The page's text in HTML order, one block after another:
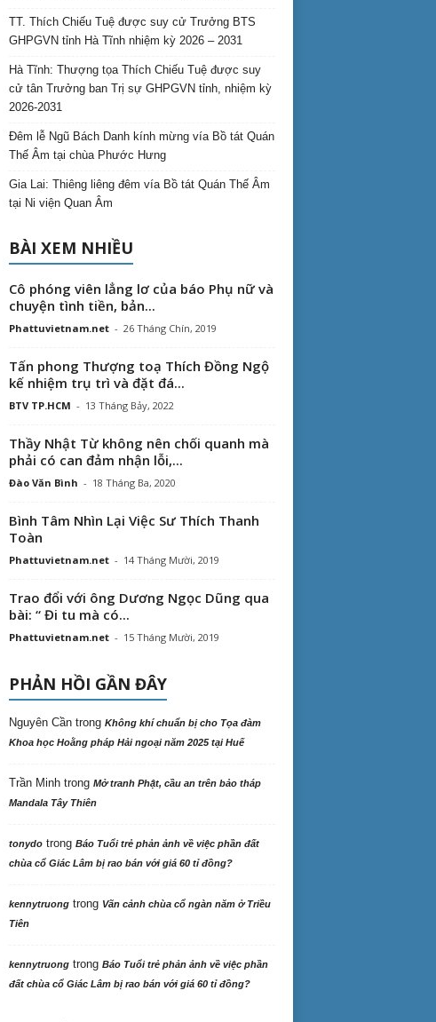
TT. Thích Chiếu Tuệ được suy cử Trưởng BTS
GHPGVN tỉnh Hà Tĩnh nhiệm kỳ 2026 – 2031
Hà Tĩnh: Thượng tọa Thích Chiếu Tuệ được suy
cử tân Trưởng ban Trị sự GHPGVN tỉnh, nhiệm kỳ
2026-2031
Đêm lễ Ngũ Bách Danh kính mừng vía Bồ tát Quán
Thế Âm tại chùa Phước Hưng
Gia Lai: Thiêng liêng đêm vía Bồ tát Quán Thế Âm
tại Ni viện Quan Âm
BÀI XEM NHIỀU
Cô phóng viên lẳng lơ của báo Phụ nữ và
chuyện tình tiền, bản...
Phattuvietnam.net - 26 Tháng Chín, 2019
Tấn phong Thượng toạ Thích Đồng Ngộ
kế nhiệm trụ trì và đặt đá...
BTV TP.HCM - 13 Tháng Bảy, 2022
Thầy Nhật Từ không nên chối quanh mà
phải có can đảm nhận lỗi,...
Đào Văn Bình - 18 Tháng Ba, 2020
Bình Tâm Nhìn Lại Việc Sư Thích Thanh
Toàn
Phattuvietnam.net - 14 Tháng Mười, 2019
Trao đổi với ông Dương Ngọc Dũng qua
bài: “ Đi tu mà có...
Phattuvietnam.net - 15 Tháng Mười, 2019
PHẢN HỒI GẦN ĐÂY
Nguyên Cầntrong Không khí chuẩn bị cho Tọa đàm
Khoa học Hoằng pháp Hải ngoại năm 2025 tại Huế
Trần Minhtrong Mở tranh Phật, cầu an trên bảo tháp
Mandala Tây Thiên
tonydotrong Báo Tuổi trẻ phản ảnh về việc phần đất
chùa cổ Giác Lâm bị rao bán với giá 60 tỉ đồng?
kennytruongtrong Vãn cảnh chùa cổ ngàn năm ở Triều
Tiên
kennytruongtrong Báo Tuổi trẻ phản ảnh về việc phần
đất chùa cổ Giác Lâm bị rao bán với giá 60 tỉ đồng?